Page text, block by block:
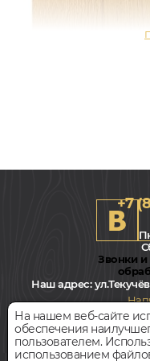
Дуб, 33 класс,
Цена за 1 м²
+7
Звонки и
Наш адрес:
На нашем веб-сайте
обеспечения
пользователем.
использованием